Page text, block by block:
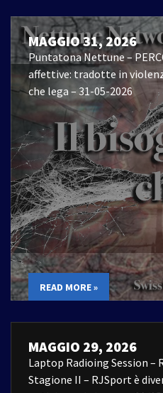
MAGGIO 31, 2026
Puntatona Nettune –
affettive: tradotte in
che lega – 31-05-2026
READ MORE »
MAGGIO 29, 2026
Laptop Radioing Session –
Stagione II – RJSport è